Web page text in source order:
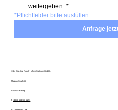
weitergeben. *
*Pflichtfelder bitte ausfüllen
Anfrage
© by Dipl.-Ing. Rudolf Hofherr Software GmbH .
Morzger Straße 66 .
A-5020 Salzburg .
T:+43 (0) 664 160 51 51